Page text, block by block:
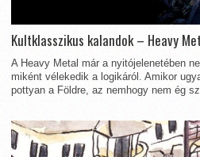
Kultklasszikus kalandok – Heavy
A Heavy Metal már a nyitójelenetében
miként vélekedik a logikáról. Amikor
pottyan a Földre, az nemhogy nem ég